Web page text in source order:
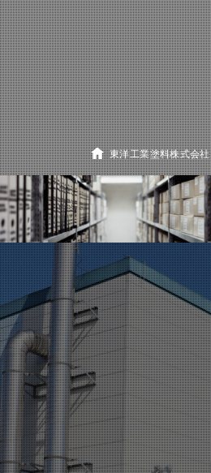
東洋工業塗料株式会社